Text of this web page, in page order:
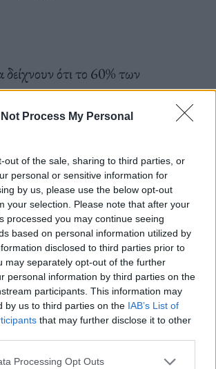
Not Process My Personal
out of the sale, sharing to third parties, or
personal or sensitive information for
by us, please use the below opt-out
your selection. Please note that after your
processed you may continue seeing
based on personal information utilized by
disclosed to third parties prior to
may separately opt-out of the further
personal information by third parties on the
participants. This information may
by us to third parties on the IAB’s List of
that may further disclose it to other
Processing Opt Outs
δείχνουν ότι το 60% των
στο πολεοδομικό
το υπόλοιπο 40% σε εθνικούς,
επιχειρούν να διασχίσουν το
πολεοδομικό συγκρότημα της
«κόκκινες» περιοχές είναι οι
της Εγνατίας, της Παπαναστασίου,
της Μοναστηρίου. Εδώ φαίνεται
στατιστικά οι περισσότερες
τραυματισμούς. Πρόκειται για κατ’